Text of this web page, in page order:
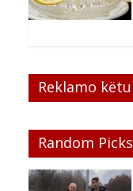
Reklamo këtu
Random Picks